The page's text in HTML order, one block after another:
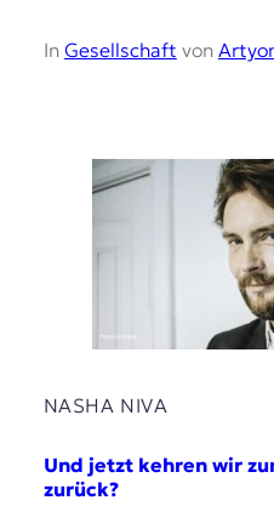
In Gesellschaft von
NASHA NIVA
Und jetzt kehren wir
zurück?